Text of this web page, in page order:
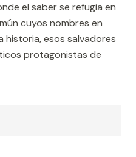
el saber se refugia en
cuyos nombres en
historia, esos salvadores
protagonistas de